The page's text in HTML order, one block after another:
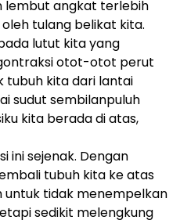
lembut angkat terlebih
tulang belikat kita.
lutut kita yang
otot-otot perut
tubuh kita dari lantai
sudut sembilanpuluh
kita berada di atas,
ini sejenak. Dengan
tubuh kita ke atas
tidak menempelkan
sedikit melengkung